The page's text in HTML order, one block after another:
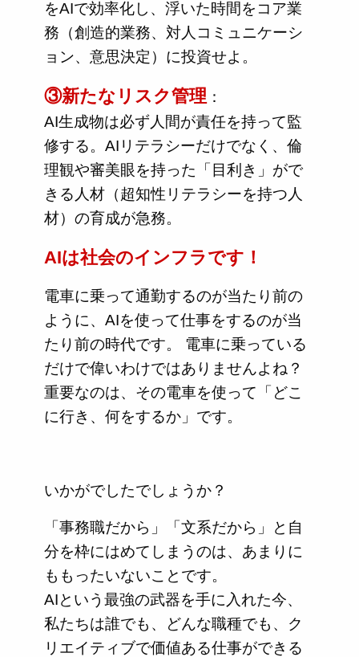
をAIで効率化し、浮いた時間をコア業
務（創造的業務、対人コミュニケーシ
ョン、意思決定）に投資せよ。
③新たなリスク管理 ：
AI生成物は必ず人間が責任を持って監
修する。AIリテラシーだけでなく、倫
理観や審美眼を持った「目利き」がで
きる人材（超知性リテラシーを持つ人
材）の育成が急務。
AIは社会のインフラです！
電車に乗って通勤するのが当たり前の
ように、AIを使って仕事をするのが当
たり前の時代です。 電車に乗っている
だけで偉いわけではありませんよね？
重要なのは、その電車を使って「どこ
に行き、何をするか」です。
いかがでしたでしょうか？
「事務職だから」「文系だから」と自
分を枠にはめてしまうのは、あまりに
ももったいないことです。
AIという最強の武器を手に入れた今、
私たちは誰でも、どんな職種でも、ク
リエイティブで価値ある仕事ができる